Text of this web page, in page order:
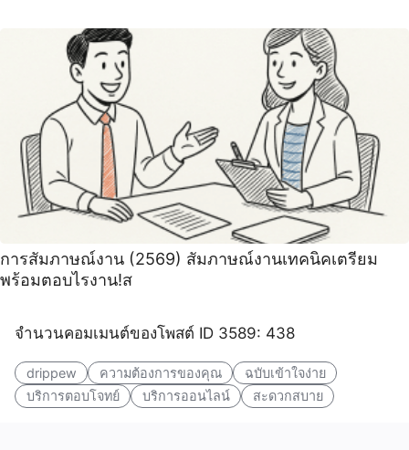
การสัมภาษณ์งาน (2569) สัมภาษณ์งานเทคนิคเตรียม
พร้อมตอบไรงาน!ส
จำนวนคอมเมนต์ของโพสต์ ID 3589: 438
drippew ความต้องการของคุณ
ฉบับเข้าใจง่าย
บริการตอบโจทย์
บริการออนไลน์ สะดวกสบาย